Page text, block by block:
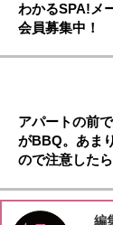
わかるSPA!メ
会員募集中！
アパートの前
がBBQ。あま
ので注意した